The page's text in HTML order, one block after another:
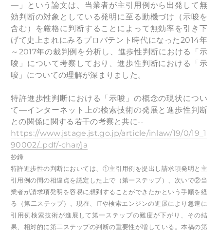
—」という論文は、当業者が主引用例から出発して無
効判断の対象としている発明に至る動機づけ（示唆を
含む）を厳格に判断することによって無効率を引き下
げて史上まれにみるプロパテント時代になった2014年
～2017年の裁判例を分析し、進歩性判断における「示
唆」について考察しており、進歩性判断における「示
唆」についての理解が深まりました。
特許進歩性判断における「示唆」の概念の現状につい
て—インターネット上の検索技術の発展と進歩性判断
との関係に関する若干の考察と共に--
https://www.jstage.jst.go.jp/article/inlaw/19/0/19_1
90002/_pdf/-char/ja
抄録
特許進歩性の判断においては、①主引用例を提出し請求項発明と主
引用例の間の相違点を認定した上で（第一ステップ）、次いで②当
業者が請求項発明を容易に想到することができたかという手順を経
る（第二ステップ）。現在、ITや検索エンジンの進展により急速に
引用例検索技術が進展して第一ステップの難度が下がり、その結
果、相対的に第二ステップの判断の重要性が増している。本稿の第